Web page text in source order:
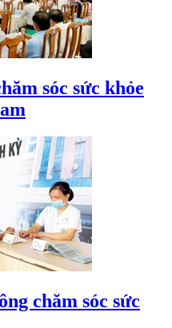
sóc sức khỏe
chăm sóc sức